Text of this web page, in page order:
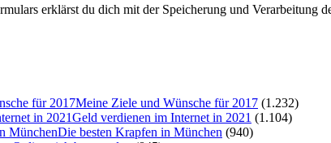
erklärst du dich mit der Speicherung und Verarbeitung
Meine Ziele und Wünsche für 2017 (1.232)
Geld verdienen im Internet in 2021 (1.104)
Die besten Krapfen in München (940)